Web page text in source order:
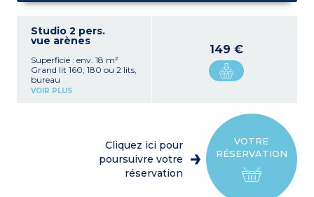
Studio 2 pers.
vue arènes
Superficie : env. 18 m²
Grand lit 160, 180 ou 2 lits,
bureau
Cuisine équipée (plaque
sèche-cheveux, sèche-
Vue directe sur les Arènes
VOIR PLUS
149 €
VOTRE
RÉSERVATION
Cliquez ici pour
poursuivre votre
réservation